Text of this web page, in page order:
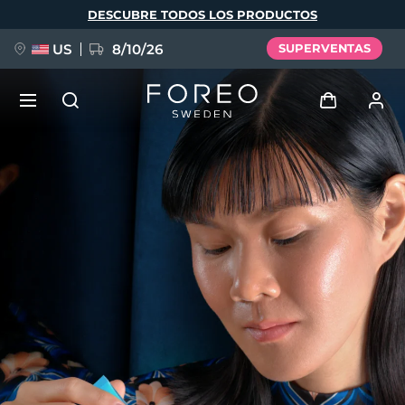
DESCUBRE TODOS LOS PRODUCTOS
US 8/10/26 SUPERVENTAS
Iniciar sesión
Perfil de usuario
Mis dispositivos
Mis pedidos
Mis direcciones
Mis suscripciones
FAQ™ Pure Beauty-Tech Elixir
issa™ Teeth Whitening Set
Deutsch
Español
Italiano
Português
Русский
Türkçe
繁體中文